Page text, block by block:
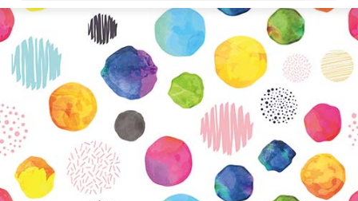
Salasana
Unohtuiko salasana?
KIRJAUDU SISÄÄN